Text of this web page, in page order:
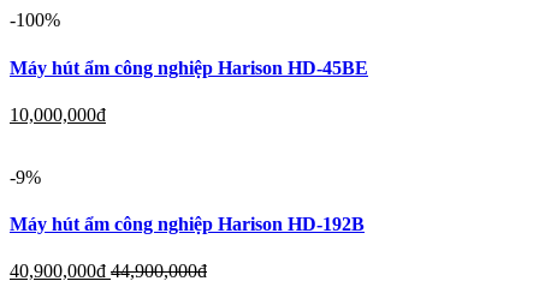
-100%
Máy hút ẩm công nghiệp Harison HD-45BE
10,000,000đ
-9%
Máy hút ẩm công nghiệp Harison HD-192B
40,900,000đ 44,900,000đ